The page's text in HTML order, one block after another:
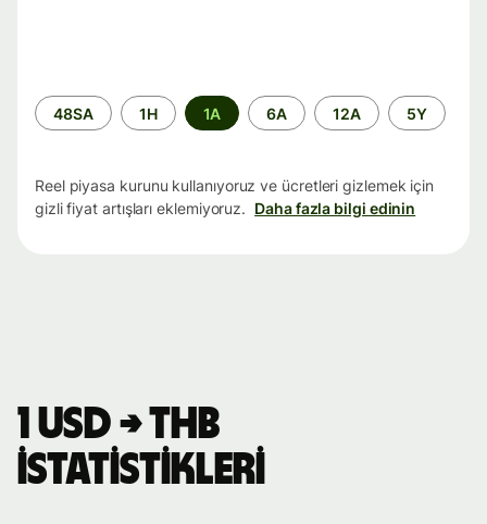
Zaman
aralığı
48SA 1H 1A 6A 12A 5Y
Reel piyasa kurunu kullanıyoruz ve ücretleri gizlemek için
gizli fiyat artışları eklemiyoruz. Daha fazla bilgi edinin
1 USD → THB
istatistikleri